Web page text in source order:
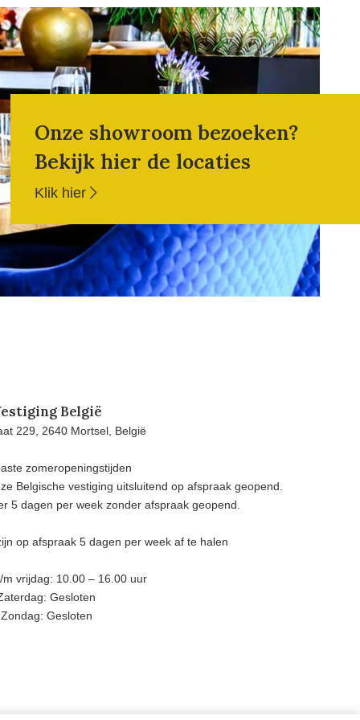
Onze showroom bezoeken?
Bekijk hier de locaties
Klik hier
België
229, 2640 Mortsel, België
zomeropeningstijden
Belgische vestiging uitsluitend op afspraak geopend.
5 dagen per week zonder afspraak geopend.
op afspraak 5 dagen per week af te halen
m vrijdag: 10.00 – 16.00 uur
Gesloten
Zondag: Gesloten